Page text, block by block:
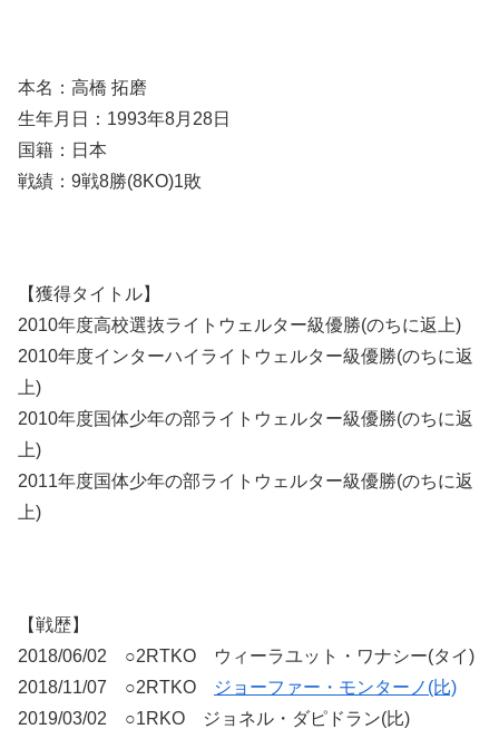
本名：高橋 拓磨
生年月日：1993年8月28日
国籍：日本
戦績：9戦8勝(8KO)1敗
【獲得タイトル】
2010年度高校選抜ライトウェルター級優勝(のちに返上)
2010年度インターハイライトウェルター級優勝(のちに返
上)
2010年度国体少年の部ライトウェルター級優勝(のちに返
上)
2011年度国体少年の部ライトウェルター級優勝(のちに返
上)
【戦歴】
2018/06/02 ○2RTKO ウィーラユット・ワナシー(タイ)
2018/11/07 ○2RTKO
ジョーファー・モンターノ(比)
2019/03/02 ○1RKO ジョネル・ダピドラン(比)